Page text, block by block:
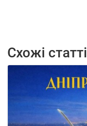
Схожі статті